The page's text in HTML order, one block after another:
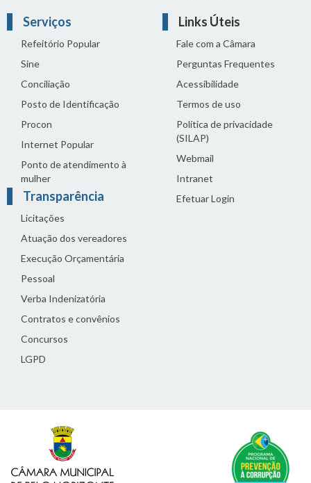
Serviços
Refeitório Popular
Sine
Conciliação
Posto de Identificação
Procon
Internet Popular
Ponto de atendimento à
mulher
Transparência
Licitações
Atuação dos vereadores
Execução Orçamentária
Pessoal
Verba Indenizatória
Contratos e convênios
Concursos
LGPD
Links Úteis
Fale com a Câmara
Perguntas Frequentes
Acessibilidade
Termos de uso
Política de privacidade
(SILAP)
Webmail
Intranet
Efetuar Login